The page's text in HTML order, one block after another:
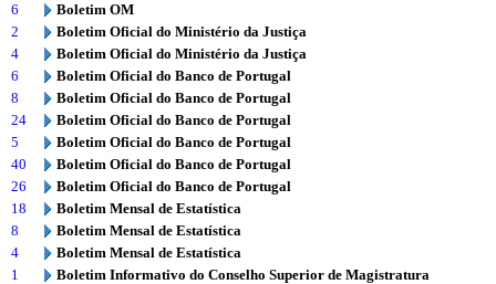
6
Boletim OM
2
Boletim Oficial do Ministério da Justiça
4
Boletim Oficial do Ministério da Justiça
6
Boletim Oficial do Banco de Portugal
8
Boletim Oficial do Banco de Portugal
24
Boletim Oficial do Banco de Portugal
5
Boletim Oficial do Banco de Portugal
40
Boletim Oficial do Banco de Portugal
26
Boletim Oficial do Banco de Portugal
18
Boletim Mensal de Estatística
8
Boletim Mensal de Estatística
4
Boletim Mensal de Estatística
1
Boletim Informativo do Conselho Superior de Magistratura